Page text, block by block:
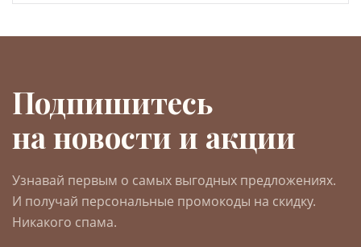
Подпишитесь
на новости и акции
Узнавай первым о самых выгодных предложениях.
И получай персональные промокоды на скидку.
Никакого спама.